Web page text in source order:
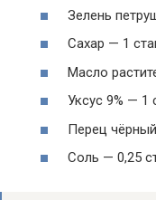
Зелень
Сахар — 1
Масло
Уксус 9% — 1
Перец
Соль — 0,25